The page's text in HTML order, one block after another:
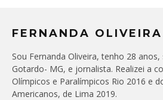
FERNANDA OLIVEIRA
Sou Fernanda Oliveira, tenho 28
Gotardo- MG, e jornalista. Realizei a
Olímpicos e Paralímpicos Rio 2016 e
Americanos, de Lima 2019.